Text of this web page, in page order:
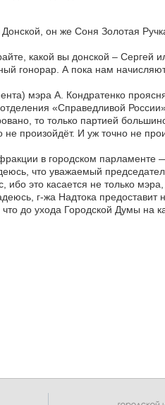
он же Соня Золотая
какой вы донской –
гонорар. А пока нам
мэра А. Кондратенко
«Справедливой
то только партией
произойдёт. И уж точно не
в городском парламенте
что уважаемый
это касается не только
г-жа Надтока предоставит
до ухода Городской Думы на